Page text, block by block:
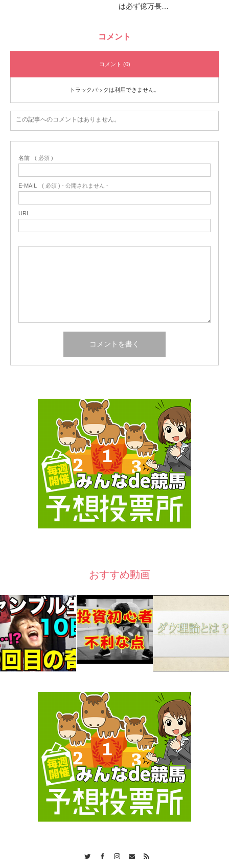
は必ず億万長…
コメント
コメント (0)
トラックバックは利用できません。
この記事へのコメントはありません。
名前 ( 必須 )
E-MAIL ( 必須 ) - 公開されません -
URL
おすすめ動画